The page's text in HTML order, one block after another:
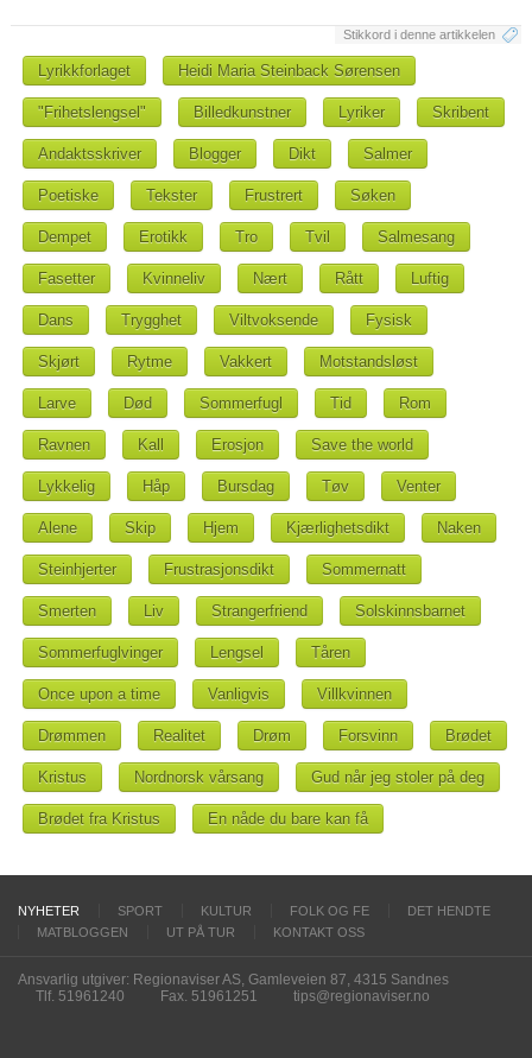
Stikkord i denne artikkelen
Lyrikkforlaget Heidi Maria Steinback Sørensen
"Frihetslengsel" Billedkunstner Lyriker Skribent
Andaktsskriver Blogger Dikt Salmer
Poetiske Tekster Frustrert Søken
Dempet Erotikk Tro Tvil Salmesang
Fasetter Kvinneliv Nært Rått Luftig
Dans Trygghet Viltvoksende Fysisk
Skjørt Rytme Vakkert Motstandsløst
Larve Død Sommerfugl Tid Rom
Ravnen Kall Erosjon Save the world
Lykkelig Håp Bursdag Tøv Venter
Alene Skip Hjem Kjærlighetsdikt Naken
Steinhjerter Frustrasjonsdikt Sommernatt
Smerten Liv Strangerfriend Solskinnsbarnet
Sommerfuglvinger Lengsel Tåren
Once upon a time Vanligvis Villkvinnen
Drømmen Realitet Drøm Forsvinn Brødet
Kristus Nordnorsk vårsang Gud når jeg stoler på deg
Brødet fra Kristus En nåde du bare kan få
NYHETER SPORT KULTUR FOLK OG FE
DET HENDTE
MATBLOGGEN
UT PÅ TUR KONTAKT OSS
Ansvarlig utgiver: Regionaviser AS, Gamleveien 87, 4315 Sandnes
Tlf. 51961240
Fax. 51961251 tips@regionaviser.no